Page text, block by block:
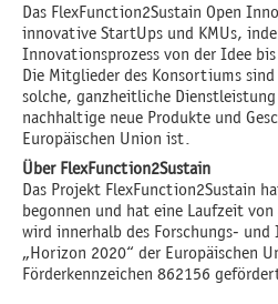
Das FlexFunction2Sustain Open
innovative StartUps und KMUs,
Innovationsprozess von der Idee
Die Mitglieder des Konsortiums
solche, ganzheitliche
nachhaltige neue Produkte und
Europäischen Union ist.
Über FlexFunction2Sustain
Das Projekt FlexFunction2Sustain
begonnen und hat eine Laufzeit
wird innerhalb des Forschungs-
„Horizon 2020“ der Europäischen
Förderkennzeichen 862156